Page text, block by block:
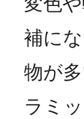
補に
物が
ラミ